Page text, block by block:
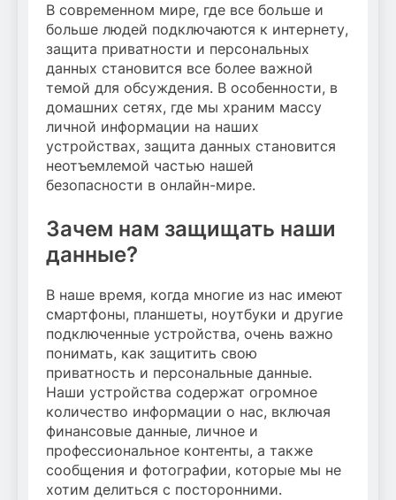
В современном мире, где все больше и
больше людей подключаются к интернету,
защита приватности и персональных
данных становится все более важной
темой для обсуждения. В особенности, в
домашних сетях, где мы храним массу
личной информации на наших
устройствах, защита данных становится
неотъемлемой частью нашей
безопасности в онлайн-мире.
Зачем нам защищать наши
данные?
В наше время, когда многие из нас имеют
смартфоны, планшеты, ноутбуки и другие
подключенные устройства, очень важно
понимать, как защитить свою
приватность и персональные данные.
Наши устройства содержат огромное
количество информации о нас, включая
финансовые данные, личное и
профессиональное контенты, а также
сообщения и фотографии, которые мы не
хотим делиться с посторонними.